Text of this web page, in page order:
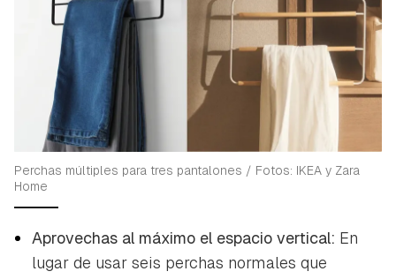
Perchas múltiples para tres pantalones / Fotos: IKEA y Zara
Home
Aprovechas al máximo el espacio vertical: En
lugar de usar seis perchas normales que